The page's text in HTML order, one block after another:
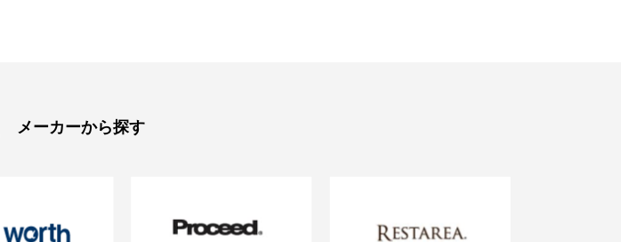
メーカーから探す